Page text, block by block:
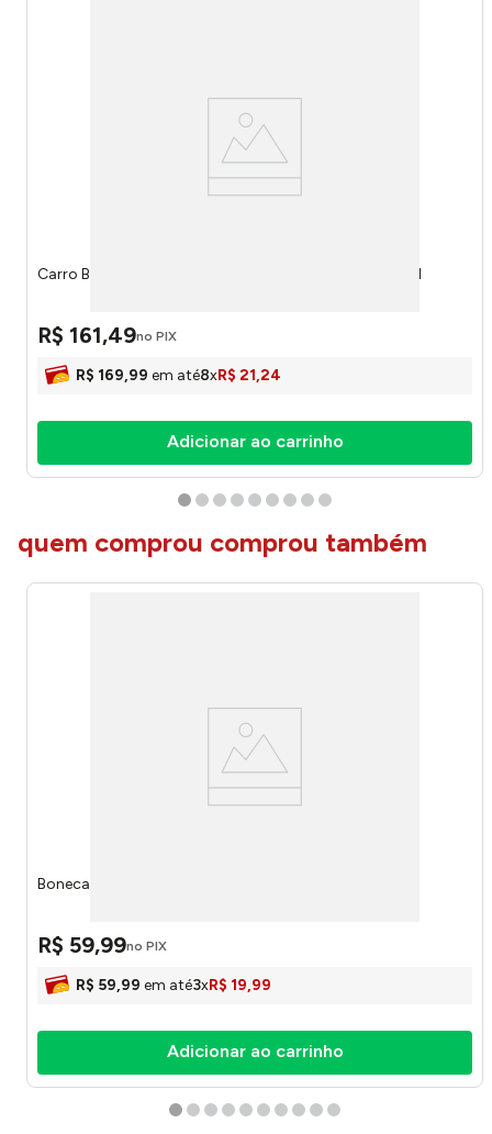
Carro Buggy da Barbie Mistério Na Praia JFV68 - Mattel
R$ 161,49no PIX
R$ 169,99 em até8xR$ 21,24
Adicionar ao carrinho
quem comprou comprou também
Boneca K Pop Girls Lumi 1152 - Bee Toys
R$ 59,99no PIX
R$ 59,99 em até3xR$ 19,99
Adicionar ao carrinho